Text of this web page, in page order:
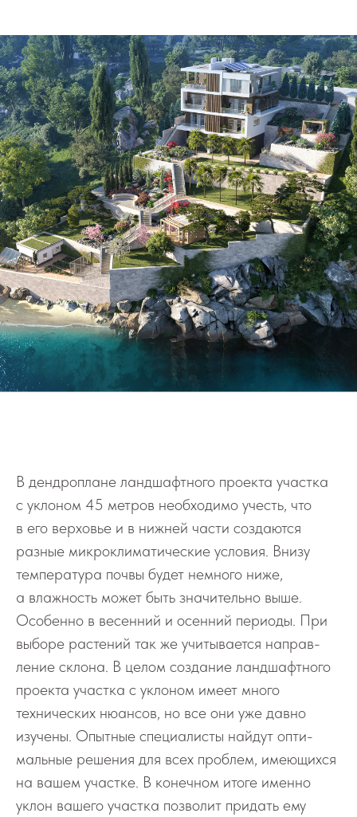
В дендроплане ландшафтного проекта участка
с уклоном 45 метров необ­ходимо учесть, что
в его верховье и в нижней части создаются
разные микроклима­тические условия. Внизу
температура почвы будет немного ниже,
а влажность может быть значи­тельно выше.
Особенно в весенний и осенний периоды. При
выборе растений так же учитывается направ­
ление склона. В целом создание ландшафтного
проекта участка с уклоном имеет много
технических нюансов, но все они уже давно
изучены. Опытные специалисты найдут опти­
мальные решения для всех проблем, имеющихся
на вашем участке. В конечном итоге именно
уклон вашего участка позволит придать ему